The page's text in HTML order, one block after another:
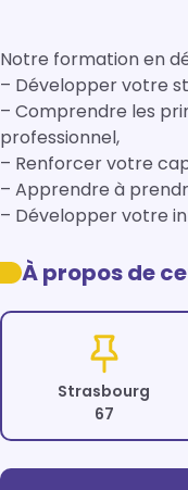
Notre formation en
– Développer votre
– Comprendre les
professionnel,
– Renforcer votre
– Apprendre à
– Développer votre
À propos de
Strasbourg
67